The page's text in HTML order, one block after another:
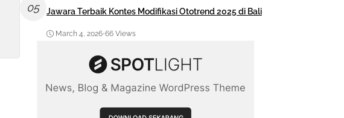
05 Jawara Terbaik Kontes Modifikasi Ototrend 2025 di Bali
March 4, 2026•66 Views